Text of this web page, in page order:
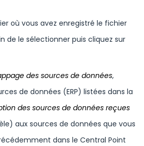
où vous avez enregistré le fichier
de le sélectionner puis cliquez sur
des sources de données,
de données (ERP) listées dans la
des sources de données reçues
aux sources de données que vous
dans le Central Point